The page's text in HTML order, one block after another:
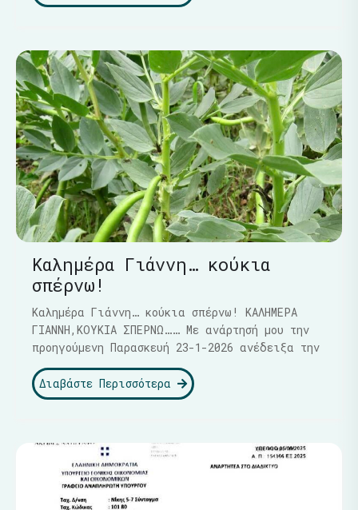
Καλημέρα Γιάννη… κούκια
σπέρνω!
Καλημέρα Γιάννη… κούκια σπέρνω! ΚΑΛΗΜΕΡΑ
ΓΙΑΝΝΗ,ΚΟΥΚΙΑ ΣΠΕΡΝΩ…… Με ανάρτησή μου την
προηγούμενη Παρασκευή 23-1-2026 ανέδειξα την
Διαβάστε Περισσότερα